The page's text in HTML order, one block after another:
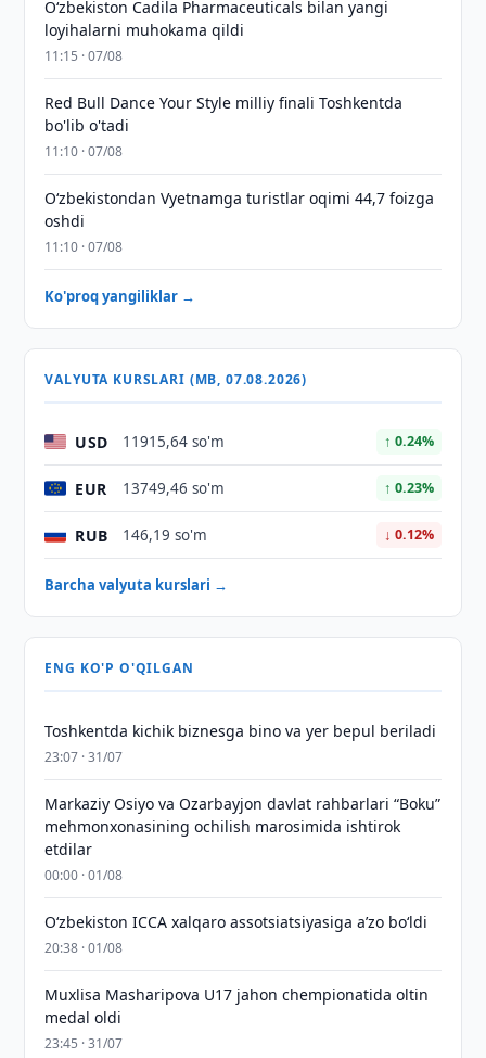
Oʻzbekiston Cadila Pharmaceuticals bilan yangi
loyihalarni muhokama qildi
11:15 · 07/08
Red Bull Dance Your Style milliy finali Toshkentda
bo'lib o'tadi
11:10 · 07/08
O‘zbekistondan Vyetnamga turistlar oqimi 44,7 foizga
oshdi
11:10 · 07/08
Ko'proq yangiliklar →
VALYUTA KURSLARI (MB, 07.08.2026)
USD 11915,64 so'm ↑ 0.24%
EUR 13749,46 so'm ↑ 0.23%
RUB 146,19 so'm ↓ 0.12%
Barcha valyuta kurslari →
ENG KO'P O'QILGAN
Toshkentda kichik biznesga bino va yer bepul beriladi
23:07 · 31/07
Markaziy Osiyo va Ozarbayjon davlat rahbarlari “Boku”
mehmonxonasining ochilish marosimida ishtirok
etdilar
00:00 · 01/08
O‘zbekiston ICCA xalqaro assotsiatsiyasiga aʼzo bo‘ldi
20:38 · 01/08
Muxlisa Masharipova U17 jahon chempionatida oltin
medal oldi
23:45 · 31/07